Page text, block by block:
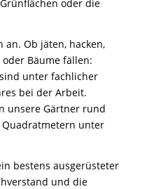
oder die
Ob jäten, hacken,
Bäume fällen:
unter fachlicher
bei der Arbeit.
unsere Gärtner rund
Quadratmetern unter
bestens ausgerüsteter
und die